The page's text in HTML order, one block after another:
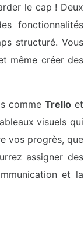
le cap ! Deux
fonctionnalités
structuré. Vous
même créer des
commeTrello et
visuels qui
vos progrès, que
assigner des
et la